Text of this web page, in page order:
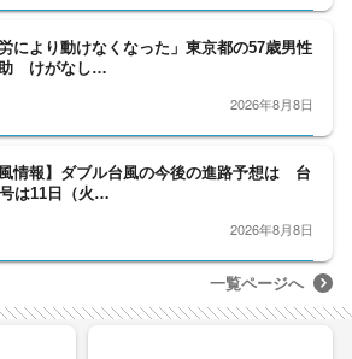
労により動けなくなった」東京都の57歳男性
けがなし…
2026年8月8日
風情報】ダブル台風の今後の進路予想は 台
は11日（火…
2026年8月8日
一覧ページへ